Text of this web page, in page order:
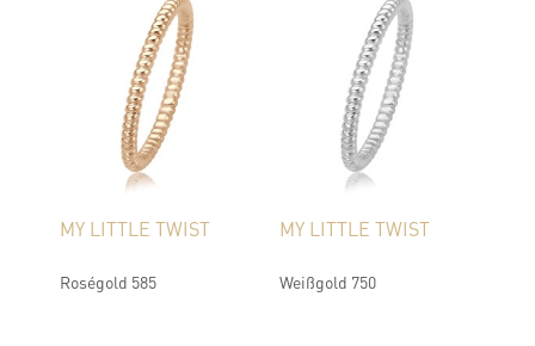
MY LITTLE TWIST
Roségold 585
MY LITTLE TWIST
Weißgold 750